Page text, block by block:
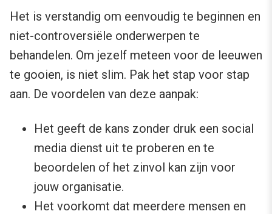
Het is verstandig om eenvoudig te beginnen en
niet-controversiële onderwerpen te
behandelen. Om jezelf meteen voor de leeuwen
te gooien, is niet slim. Pak het stap voor stap
aan. De voordelen van deze aanpak:
Het geeft de kans zonder druk een social
media dienst uit te proberen en te
beoordelen of het zinvol kan zijn voor
jouw organisatie.
Het voorkomt dat meerdere mensen en